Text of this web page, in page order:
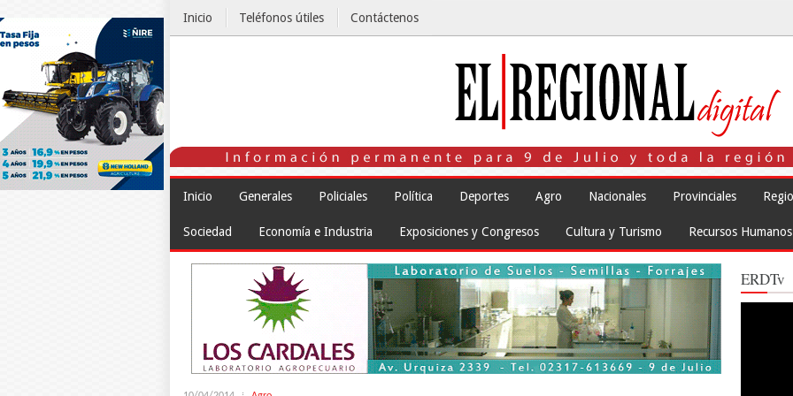
Inicio Teléfonos útiles Contáctenos
Inicio Generales Policiales Política Deportes Agro Nacionales Provinciales
Sociedad Economía e Industria Exposiciones y Congresos Cultura y Turismo Recursos Humanos
ERDTv